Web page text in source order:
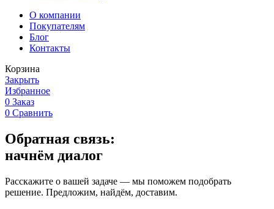
О компании
Покупателям
Блог
Контакты
Корзина
Закрыть
Избранное
0 Заказ
0 Сравнить
Обратная связь:
начнём диалог
Расскажите о вашей задаче — мы поможем подобрать
решение. Предложим, найдём, доставим.